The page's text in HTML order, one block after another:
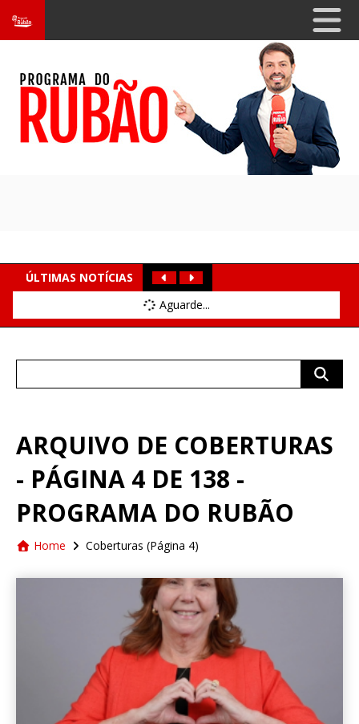
ÚLTIMAS NOTÍCIAS
Aguarde...
ARQUIVO DE COBERTURAS
- PÁGINA 4 DE 138 -
PROGRAMA DO RUBÃO
Home Coberturas (Página 4)